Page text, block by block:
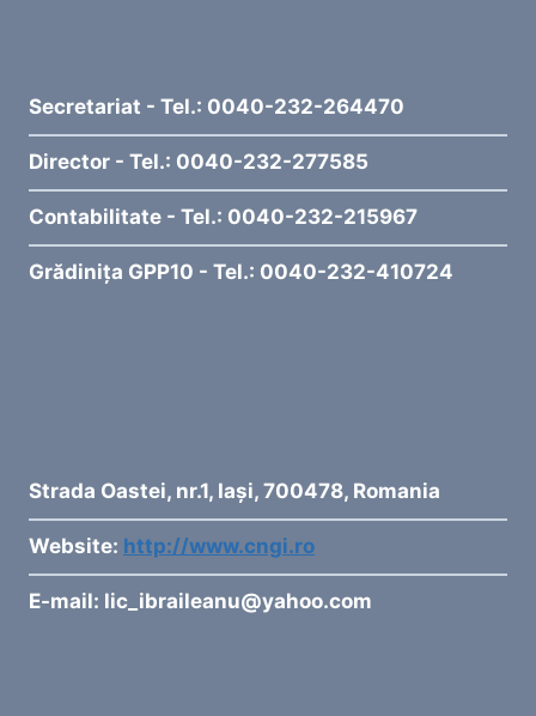
Secretariat - Tel.: 0040-232-264470
Director - Tel.: 0040-232-277585
Contabilitate - Tel.: 0040-232-215967
Grădinița GPP10 - Tel.: 0040-232-410724
Strada Oastei, nr.1, Iași, 700478, Romania
Website: http://www.cngi.ro
E-mail: lic_ibraileanu@yahoo.com